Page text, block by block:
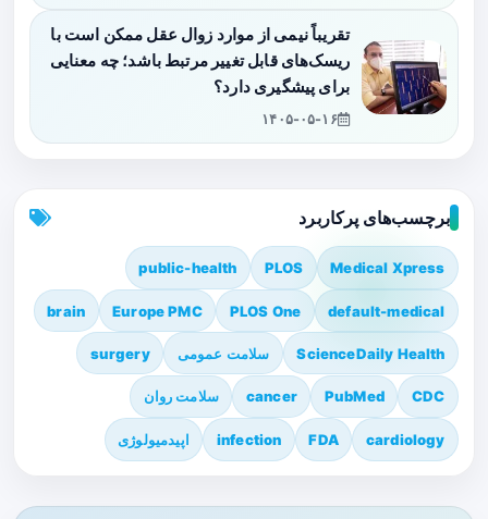
تقریباً نیمی از موارد زوال عقل ممکن است با
ریسک‌های قابل تغییر مرتبط باشد؛ چه معنایی
برای پیشگیری دارد؟
۱۴۰۵-۰۵-۱۶
برچسب‌های پرکاربرد
Medical Xpress
PLOS
public-health
default-medical
PLOS One
Europe PMC
brain
ScienceDaily Health سلامت عمومی surgery
CDC
PubMed
cancer سلامت روان
cardiology
FDA
infection اپیدمیولوژی